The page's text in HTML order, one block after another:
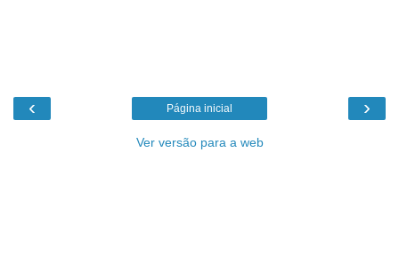
‹ ›
Página inicial
Ver versão para a web